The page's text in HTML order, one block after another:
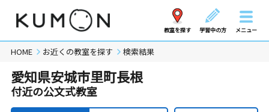
教室を探す 学習中の方 メニュー
HOME お近くの教室を探す 検索結果
愛知県安城市里町長根
付近の公文式教室